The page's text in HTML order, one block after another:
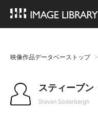
映像作品データベーストップ
スティーブン
Steven Soderbergh